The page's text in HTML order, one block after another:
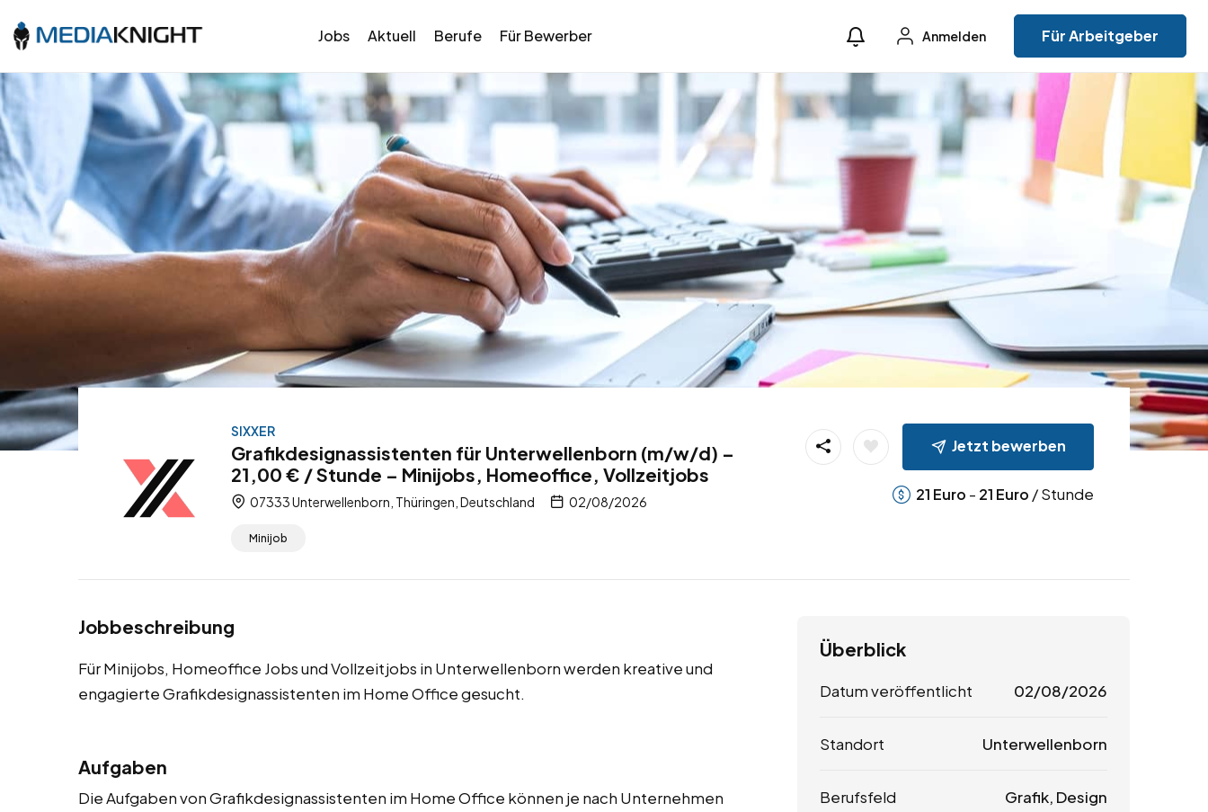
Jobs Aktuell Berufe Für Bewerber Anmelden Für Arbeitgeber
SIXXER
Grafikdesignassistenten für Unterwellenborn (m/w/d) –
21,00 € / Stunde – Minijobs, Homeoffice, Vollzeitjobs
07333 Unterwellenborn, Thüringen, Deutschland 02/08/2026
Minijob
Jetzt bewerben
21 Euro - 21 Euro / Stunde
Jobbeschreibung
Für Minijobs, Homeoffice Jobs und Vollzeitjobs in Unterwellenborn werden kreative und
engagierte Grafikdesignassistenten im Home Office gesucht.
Aufgaben
Die Aufgaben von Grafikdesignassistenten im Home Office können je nach Unternehmen
Überblick
Datum veröffentlicht 02/08/2026
Standort Unterwellenborn
Berufsfeld Grafik, Design